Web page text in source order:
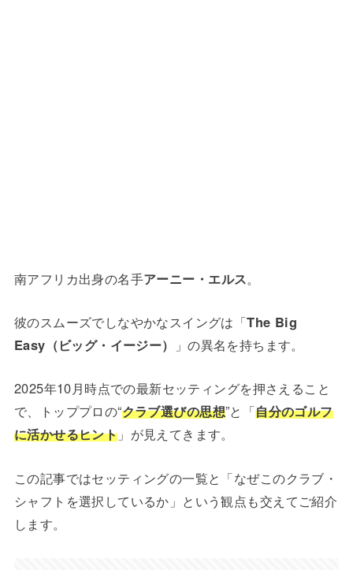
南アフリカ出身の名手アーニー・エルス。
彼のスムーズでしなやかなスイングは「The Big
Easy（ビッグ・イージー）
」の異名を持ちます。
2025年10月時点での最新セッティングを押さえること
で、トッププロの“クラブ選びの思想”と「自分のゴルフ
に活かせるヒント 」が見えてきます。
この記事ではセッティングの一覧と「なぜこのクラブ・
シャフトを選択しているか」という観点も交えてご紹介
します。